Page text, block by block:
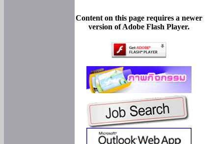
Content on this page requires a newer
version of Adobe Flash Player.